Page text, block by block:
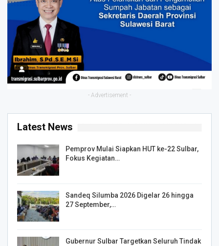
- Advertisement -
Latest News
Pemprov Mulai Siapkan HUT ke-22 Sulbar,
Fokus Kegiatan…
Sandeq Silumba 2026 Digelar 26 hingga
27 September,…
Gubernur Sulbar Targetkan Seluruh Tindak